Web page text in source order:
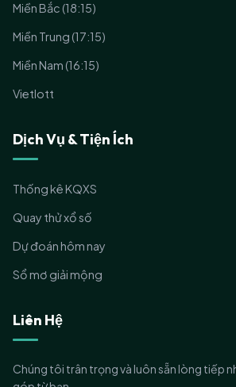
Miền Bắc (18:15)
Miền Trung (17:15)
Miền Nam (16:15)
Vietlott
Dịch Vụ & Tiện Ích
Thống kê KQXS
Quay thử xổ số
Dự đoán hôm nay
Sổ mơ giải mộng
Liên Hệ
Chúng tôi trân trọng và luôn sẵn lòng tiếp